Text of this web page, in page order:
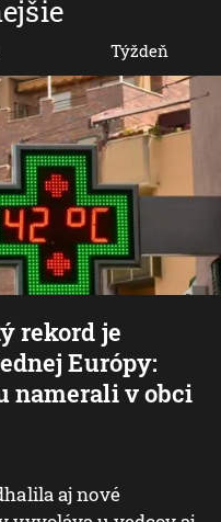
rekord je
Európy:
namerali v obci
aj nové
Týždeň